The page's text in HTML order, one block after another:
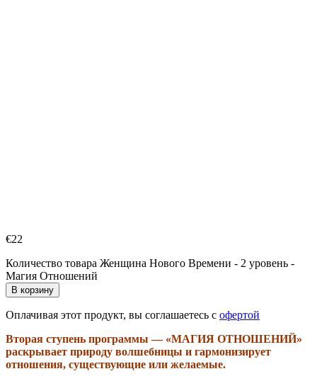
€22
Количество товара Женщина Нового Времени - 2 уровень -
Магия Отношений
В корзину
Оплачивая этот продукт, вы соглашаетесь с офертой
Вторая ступень программы — «МАГИЯ ОТНОШЕНИЙ»
раскрывает природу волшебницы и гармонизирует
отношения, существующие или желаемые.